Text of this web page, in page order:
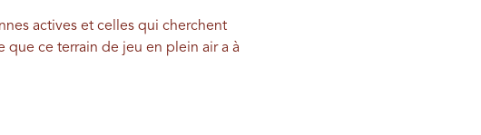
actives et celles qui cherchent
ce terrain de jeu en plein air a à